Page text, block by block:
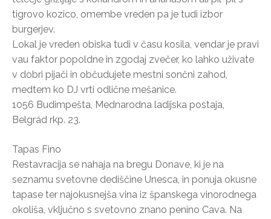
tigrovo kozico, omembe vreden pa je tudi izbor
burgerjev.
Lokal je vreden obiska tudi v času kosila, vendar je pravi
vau faktor popoldne in zgodaj zvečer, ko lahko uživate
v dobri pijači in občudujete mestni sončni zahod,
medtem ko DJ vrti odlične mešanice.
1056 Budimpešta, Mednarodna ladijska postaja,
Belgrád rkp. 23.
Tapas Fino
Restavracija se nahaja na bregu Donave, ki je na
seznamu svetovne dediščine Unesca, in ponuja okusne
tapase ter najokusnejša vina iz španskega vinorodnega
okoliša, vključno s svetovno znano penino Cava. Na